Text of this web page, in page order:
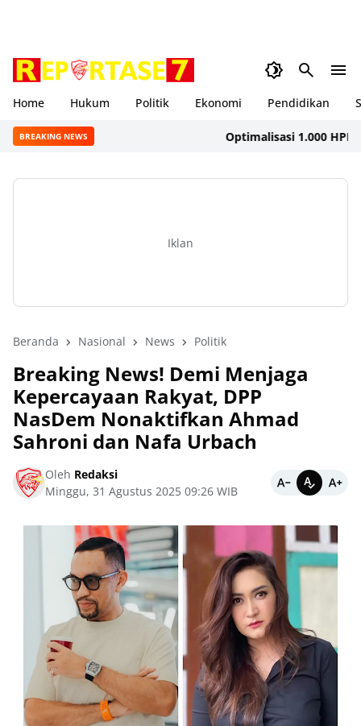
Home Hukum Politik Ekonomi Pendidikan
BREAKING NEWS Optimalisasi 1.000 HPK,
Iklan
Beranda Nasional News Politik
Breaking News! Demi Menjaga
Kepercayaan Rakyat, DPP
NasDem Nonaktifkan Ahmad
Sahroni dan Nafa Urbach
Oleh Redaksi
Minggu, 31 Agustus 2025 09:26 WIB